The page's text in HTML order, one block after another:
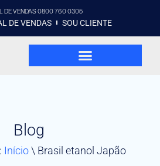
DE VENDAS 0800 760 0305
DE VENDAS SOU CLIENTE
Blog
Início\ Brasil etanol Japão